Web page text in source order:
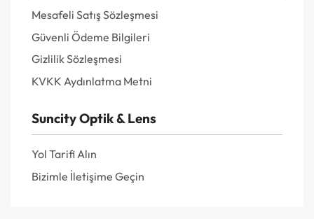
Mesafeli Satış Sözleşmesi
Güvenli Ödeme Bilgileri
Gizlilik Sözleşmesi
KVKK Aydınlatma Metni
Suncity Optik & Lens
Yol Tarifi Alın
Bizimle İletişime Geçin